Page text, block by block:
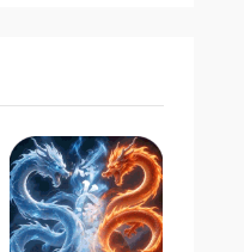
能享受充值待
。